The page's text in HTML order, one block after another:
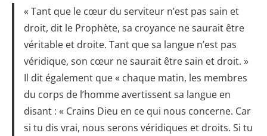
« Tant que le cœur du serviteur n’est pas sain et
droit, dit le Prophète, sa croyance ne saurait être
véritable et droite. Tant que sa langue n’est pas
véridique, son cœur ne saurait être sain et droit. »
Il dit également que « chaque matin, les membres
du corps de l’homme avertissent sa langue en
disant : « Crains Dieu en ce qui nous concerne. Car
si tu dis vrai, nous serons véridiques et droits. Si tu